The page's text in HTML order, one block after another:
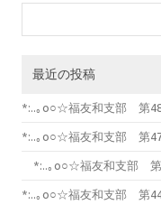
最近の投稿
*:..｡o○☆福友和支部 第
*:..｡o○☆福友和支部 第
*:..｡o○☆福友和支部 第
*:..｡o○☆福友和支部 第